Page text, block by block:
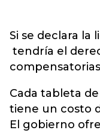
Si se declara la
tendría el
Cada tableta
tiene un costo
El gobierno